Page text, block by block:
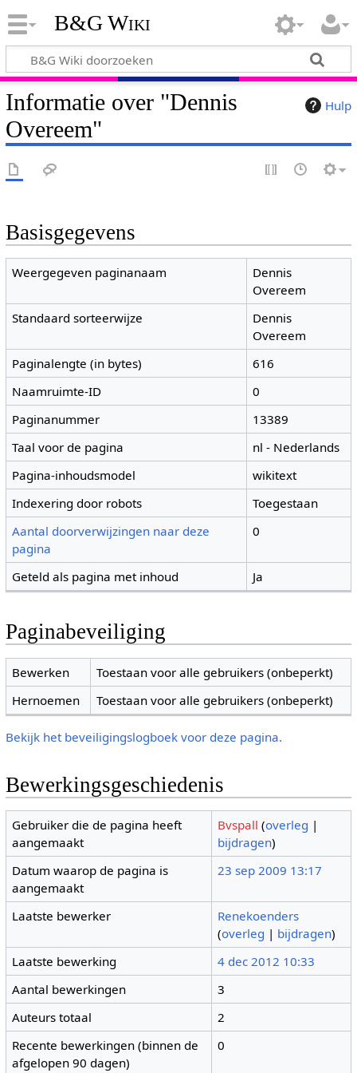
B&G Wiki
Hulp
Informatie over "Dennis
Overeem"
Basisgegevens
Weergegeven paginanaam
Dennis
Overeem
Standaard sorteerwijze
Dennis
Overeem
Paginalengte (in bytes)
616
Naamruimte-ID
0
Paginanummer
13389
Taal voor de pagina
nl - Nederlands
Pagina-inhoudsmodel
wikitext
Indexering door robots
Toegestaan
Aantal doorverwijzingen naar deze
pagina
0
Geteld als pagina met inhoud Ja
Paginabeveiliging
Bewerken
Toestaan voor alle gebruikers (onbeperkt)
Hernoemen
Toestaan voor alle gebruikers (onbeperkt)
Bekijk het beveiligingslogboek voor deze pagina.
Bewerkingsgeschiedenis
Gebruiker die de pagina heeft
aangemaakt
Bvspall (overleg |
bijdragen)
Datum waarop de pagina is
aangemaakt
23 sep 2009 13:17
Laatste bewerker
Renekoenders
(overleg | bijdragen)
Laatste bewerking
4 dec 2012 10:33
Aantal bewerkingen
3
Auteurs totaal
2
Recente bewerkingen (binnen de
afgelopen 90 dagen)
0